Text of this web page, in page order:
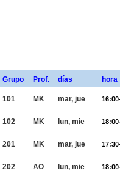
Grupo Prof. días hora
101 MK mar, jue
102 MK lun, mie
201 MK mar, jue
202 AO lun, mie